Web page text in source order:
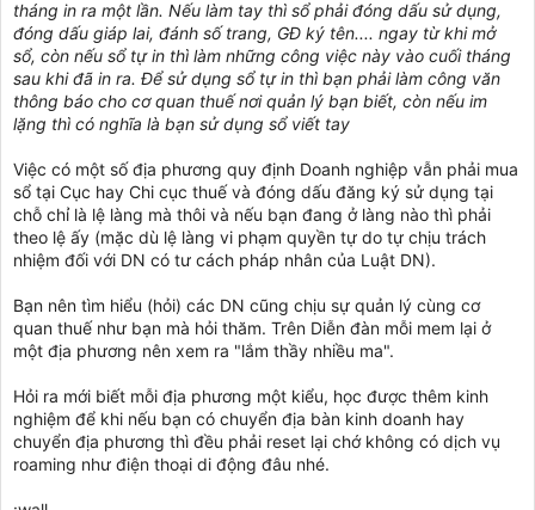
tháng in ra một lần. Nếu làm tay thì sổ phải đóng dấu sử dụng,
đóng dấu giáp lai, đánh số trang, GĐ ký tên.... ngay từ khi mở
sổ, còn nếu sổ tự in thì làm những công việc này vào cuối tháng
sau khi đã in ra. Để sử dụng sổ tự in thì bạn phải làm công văn
thông báo cho cơ quan thuế nơi quản lý bạn biết, còn nếu im
lặng thì có nghĩa là bạn sử dụng sổ viết tay
Việc có một số địa phương quy định Doanh nghiệp vẫn phải mua
sổ tại Cục hay Chi cục thuế và đóng dấu đăng ký sử dụng tại
chỗ chỉ là lệ làng mà thôi và nếu bạn đang ở làng nào thì phải
theo lệ ấy (mặc dù lệ làng vi phạm quyền tự do tự chịu trách
nhiệm đối với DN có tư cách pháp nhân của Luật DN).
Bạn nên tìm hiểu (hỏi) các DN cũng chịu sự quản lý cùng cơ
quan thuế như bạn mà hỏi thăm. Trên Diễn đàn mỗi mem lại ở
một địa phương nên xem ra "lắm thầy nhiều ma".
Hỏi ra mới biết mỗi địa phương một kiểu, học được thêm kinh
nghiệm để khi nếu bạn có chuyển địa bàn kinh doanh hay
chuyển địa phương thì đều phải reset lại chớ không có dịch vụ
roaming như điện thoại di động đâu nhé.